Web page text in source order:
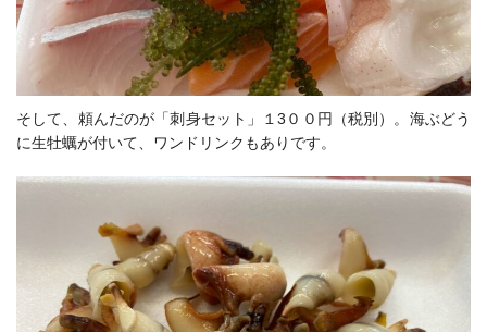
そして、頼んだのが「刺身セット」１3００円（税別）。海ぶどう
に生牡蠣が付いて、ワンドリンクもありです。